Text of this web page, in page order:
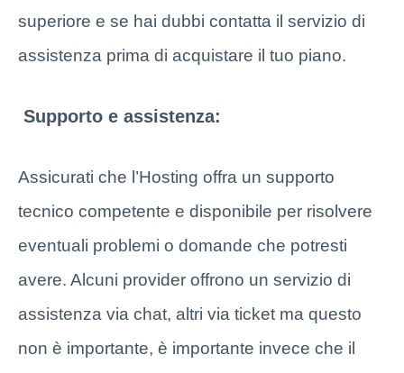
superiore e se hai dubbi contatta il servizio di
assistenza prima di acquistare il tuo piano.
Supporto e assistenza:
Assicurati che l’Hosting offra un supporto
tecnico competente e disponibile per risolvere
eventuali problemi o domande che potresti
avere. Alcuni provider offrono un servizio di
assistenza via chat, altri via ticket ma questo
non è importante, è importante invece che il